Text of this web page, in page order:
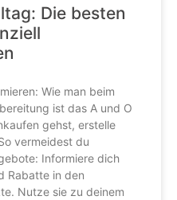
Die besten
Wie man beim
ist das A und O
gehst, erstelle
vermeidest du
Informiere dich
Rabatte in den
Nutze sie zu deinem